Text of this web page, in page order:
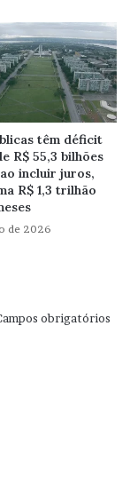
têm déficit
R$ 55,3 bilhões
incluir juros,
R$ 1,3 trilhão
de 2026
obrigatórios